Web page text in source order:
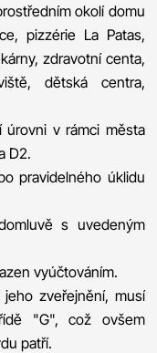
okolí domu
pizzérie La Patas,
zdravotní centa,
dětská centra,
úrovni v rámci města
D2.
pravidelného úklidu
s uvedeným
vyúčtováním.
zveřejnění, musí
"G", což ovšem
patří.